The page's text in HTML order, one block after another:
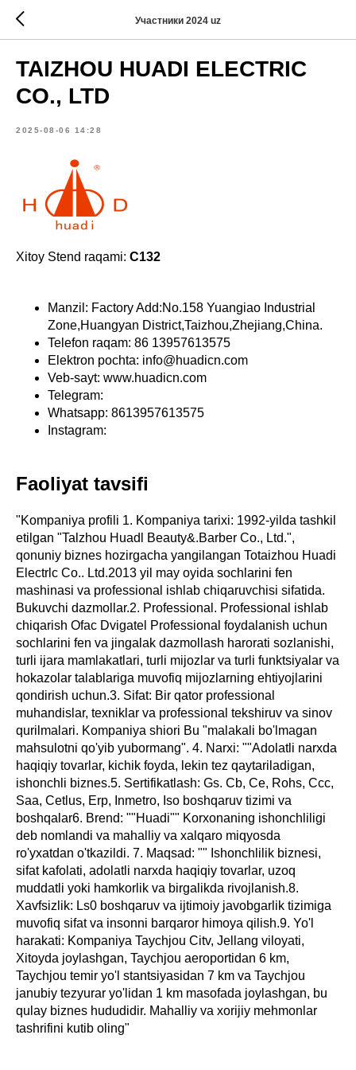
Участники 2024 uz
TAIZHOU HUADI ELECTRIC
CO., LTD
2025-08-06 14:28
Xitoy Stend raqami: C132
Manzil: Factory Add:No.158 Yuangiao Industrial
Zone,Huangyan District,Taizhou,Zhejiang,China.
Telefon raqam: 86 13957613575
Elektron pochta: info@huadicn.com
Veb-sayt: www.huadicn.com
Telegram:
Whatsapp: 8613957613575
Instagram:
Faoliyat tavsifi
"Kompaniya profili 1. Kompaniya tarixi: 1992-yilda tashkil
etilgan "Talzhou Huadl Beauty&.Barber Co., Ltd.",
qonuniy biznes hozirgacha yangilangan Totaizhou Huadi
Electrlc Co.. Ltd.2013 yil may oyida sochlarini fen
mashinasi va professional ishlab chiqaruvchisi sifatida.
Bukuvchi dazmollar.2. Professional. Professional ishlab
chiqarish Ofac Dvigatel Professional foydalanish uchun
sochlarini fen va jingalak dazmollash harorati sozlanishi,
turli ijara mamlakatlari, turli mijozlar va turli funktsiyalar va
hokazolar talablariga muvofiq mijozlarning ehtiyojlarini
qondirish uchun.3. Sifat: Bir qator professional
muhandislar, texniklar va professional tekshiruv va sinov
qurilmalari. Kompaniya shiori Bu "malakali bo'lmagan
mahsulotni qo'yib yubormang". 4. Narxi: ""Adolatli narxda
haqiqiy tovarlar, kichik foyda, lekin tez qaytariladigan,
ishonchli biznes.5. Sertifikatlash: Gs. Cb, Ce, Rohs, Ccc,
Saa, Cetlus, Erp, Inmetro, Iso boshqaruv tizimi va
boshqalar6. Brend: ""Huadi"" Korxonaning ishonchliligi
deb nomlandi va mahalliy va xalqaro miqyosda
ro'yxatdan o'tkazildi. 7. Maqsad: "" Ishonchlilik biznesi,
sifat kafolati, adolatli narxda haqiqiy tovarlar, uzoq
muddatli yoki hamkorlik va birgalikda rivojlanish.8.
Xavfsizlik: Ls0 boshqaruv va ijtimoiy javobgarlik tizimiga
muvofiq sifat va insonni barqaror himoya qilish.9. Yo'l
harakati: Kompaniya Taychjou Citv, Jellang viloyati,
Xitoyda joylashgan, Taychjou aeroportidan 6 km,
Taychjou temir yo'l stantsiyasidan 7 km va Taychjou
janubiy tezyurar yo'lidan 1 km masofada joylashgan, bu
qulay biznes hududidir. Mahalliy va xorijiy mehmonlar
tashrifini kutib oling"